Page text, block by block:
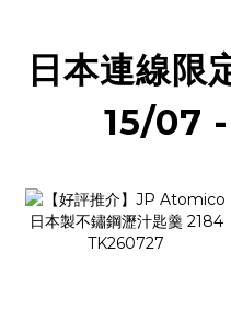
日本連線限
15/07 -